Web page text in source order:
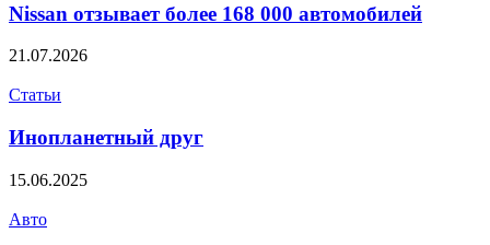
Nissan отзывает более 168 000 автомобилей
21.07.2026
Статьи
Инопланетный друг
15.06.2025
Авто